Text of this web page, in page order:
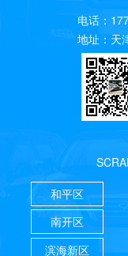
电话：
地址：天
和平区
南开区
滨海新区